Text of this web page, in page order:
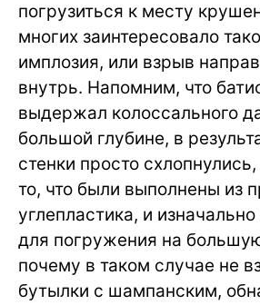
погрузиться к месту
многих заинтересовало
имплозия, или взрыв
внутрь. Напомним, что
выдержал колоссального
большой глубине, в
стенки просто
то, что были выполнены из
углепластика, и
для погружения на
почему в таком случае не
бутылки с шампанским,